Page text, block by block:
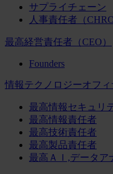
サプライチェーン
人事責任者（CHRO
最高経営責任者（CEO）
Founders
情報テクノロジーオフィ
最高情報セキュリ
最高情報責任者
最高技術責任者
最高製品責任者
最高ＡＩ,データア